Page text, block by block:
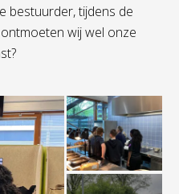
bestuurder, tijdens de
wij wel onze